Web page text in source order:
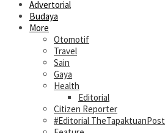
Advertorial
Budaya
More
Otomotif
Travel
Sain
Gaya
Health
Editorial
Citizen Reporter
#Editorial TheTapaktuanPost